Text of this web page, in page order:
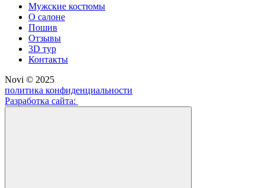
Мужские костюмы
О салоне
Пошив
Отзывы
3D тур
Контакты
Novi © 2025
политика конфиденциальности
Разработка сайта: